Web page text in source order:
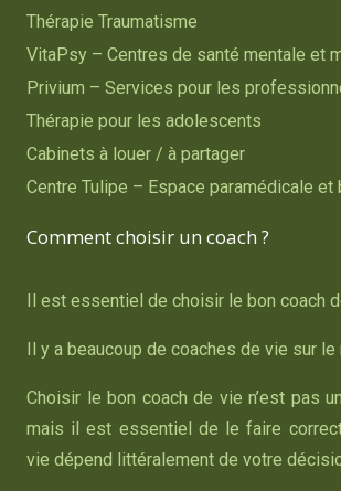
Thérapie Traumatisme
VitaPsy – Centres de santé mentale et
Privium – Services pour les
Thérapie pour les adolescents
Cabinets à louer / à partager
Centre Tulipe – Espace paramédicale et
Comment choisir un coach ?
Il est essentiel de choisir le bon coach
Il y a beaucoup de coaches de vie sur le
Choisir le bon coach de vie n’est pas
mais il est essentiel de le faire
vie dépend littéralement de votre